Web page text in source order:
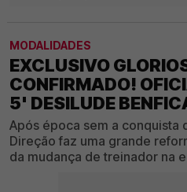
MODALIDADES
EXCLUSIVO
CONFIRMADO!
5' DESILUDE
Após época sem a conquista
Direção faz uma grande
da mudança de treinador na